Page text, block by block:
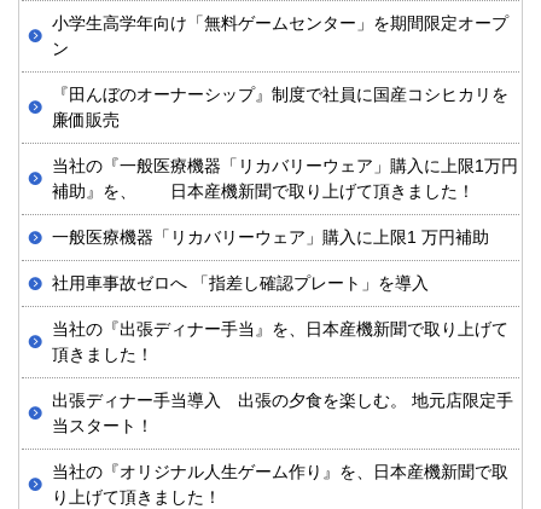
小学生高学年向け「無料ゲームセンター」を期間限定オープ
ン
『田んぼのオーナーシップ』制度で社員に国産コシヒカリを
廉価販売
当社の『一般医療機器「リカバリーウェア」購入に上限1万円
補助』を、 日本産機新聞で取り上げて頂きました！
一般医療機器「リカバリーウェア」購入に上限1 万円補助
社用車事故ゼロへ 「指差し確認プレート」を導入
当社の『出張ディナー手当』を、日本産機新聞で取り上げて
頂きました！
出張ディナー手当導入 出張の夕食を楽しむ。 地元店限定手
当スタート！
当社の『オリジナル人生ゲーム作り』を、日本産機新聞で取
り上げて頂きました！